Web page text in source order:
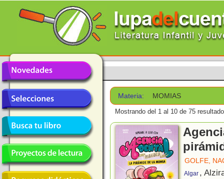
Materia: MOMIAS
Mostrando del 1 al 10 de 75
GOLFE,
Algar ,